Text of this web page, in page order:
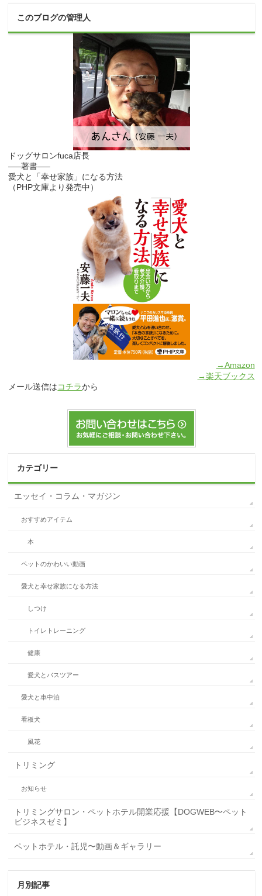
このブログの管理人
ドッグサロンfuca店長
—–著書—–
愛犬と「幸せ家族」になる方法
（PHP文庫より発売中）
→Amazon
→楽天ブックス
メール送信はコチラから
カテゴリー
エッセイ・コラム・マガジン
おすすめアイテム
本
ペットのかわいい動画
愛犬と幸せ家族になる方法
しつけ
トイレトレーニング
健康
愛犬とバスツアー
愛犬と車中泊
看板犬
風花
トリミング
お知らせ
トリミングサロン・ペットホテル開業応援【DOGWEB〜ペット
ビジネスゼミ】
ペットホテル・託児〜動画＆ギャラリー
月別記事